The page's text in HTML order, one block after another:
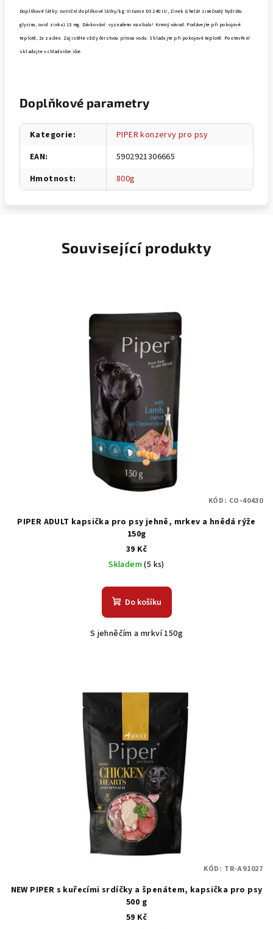
Doplňkové látky: nutriční doplňkové látky/kg: Vitamin D3 240 IU, Zinek (chelát zinečnatý hydrátu
glycinu, oxid zinku) 13 mg. Dávkování: vyznačeno na obalu! Krmný návod: Podávejte při pokojové
teplotě, 2x za den. Zajistěte vždy čerstvou pitnou vodu. Skladujte při pokojové teplotě. Po otevření
skladujte v chladničce.ičce.
Doplňkové parametry
Kategorie:
PIPER konzervy pro psy
EAN:
5902921306665
Hmotnost: 800g
Související produkty
PIPER ADULT kapsička pro psy jehně, mrkev a hnědá rýže
150g
39 Kč
Skladem(5 ks)
Do košíku
S jehněčím a mrkví 150g
KÓD: CO-40430
NEW PIPER s kuřecími srdíčky a špenátem, kapsička pro psy
500 g
59 Kč
KÓD: TR-A91027